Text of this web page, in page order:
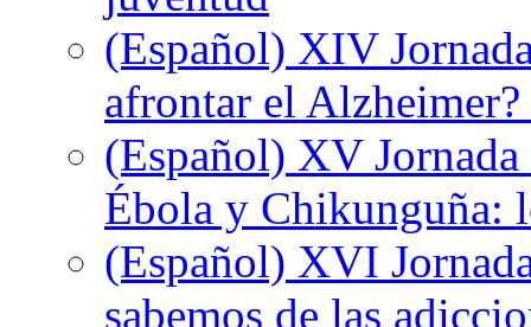
(Español) XIV
afrontar el
(Español) XV
Ébola y Chikunguña:
(Español) XVI
sabemos de las